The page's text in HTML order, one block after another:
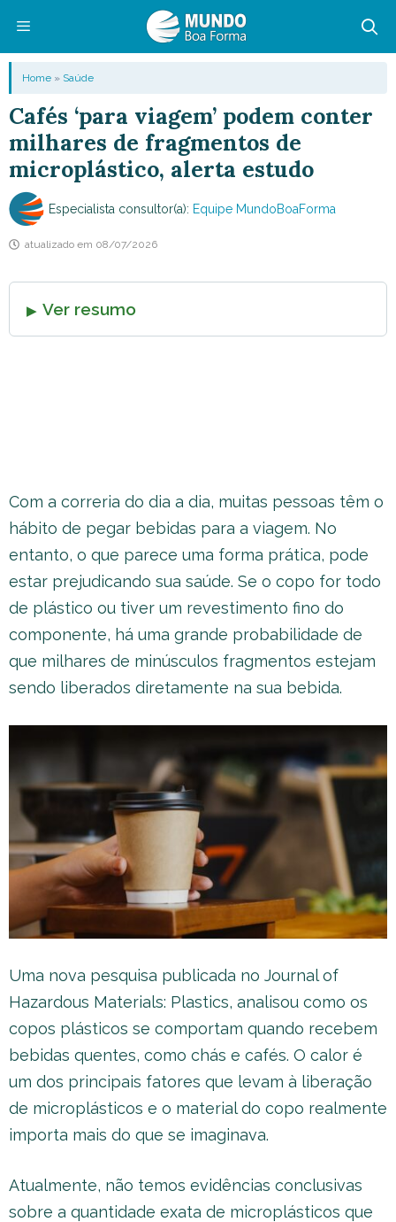
conteúdo
Menu
Home » Saúde
Cafés ‘para viagem’ podem conter
milhares de fragmentos de
microplástico, alerta estudo
Especialista consultor(a): Equipe MundoBoaForma
atualizado em 08/07/2026
Ver resumo
Com a correria do dia a dia, muitas pessoas têm o
hábito de pegar bebidas para a viagem. No
entanto, o que parece uma forma prática, pode
estar prejudicando sua saúde. Se o copo for todo
de plástico ou tiver um revestimento fino do
componente, há uma grande probabilidade de
que milhares de minúsculos fragmentos estejam
sendo liberados diretamente na sua bebida.
Uma nova pesquisa publicada no Journal of
Hazardous Materials: Plastics, analisou como os
copos plásticos se comportam quando recebem
bebidas quentes, como chás e cafés. O calor é
um dos principais fatores que levam à liberação
de microplásticos e o material do copo realmente
importa mais do que se imaginava.
Atualmente, não temos evidências conclusivas
sobre a quantidade exata de microplásticos que